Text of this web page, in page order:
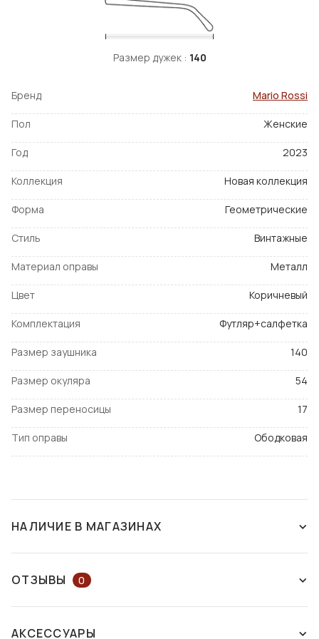
Размер дужек : 140
Бренд Mario Rossi
Пол Женские
Год 2023
Коллекция Новая коллекция
Форма Геометрические
Стиль Винтажные
Материал оправы Металл
Цвет Коричневый
Комплектация Футляр+салфетка
Размер заушника 140
Размер окуляра 54
Размер переносицы 17
Тип оправы Ободковая
НАЛИЧИЕ В МАГАЗИНАХ
ОТЗЫВЫ 0
АКСЕССУАРЫ